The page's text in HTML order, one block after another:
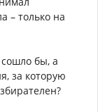
– только на
бы, а
за которую